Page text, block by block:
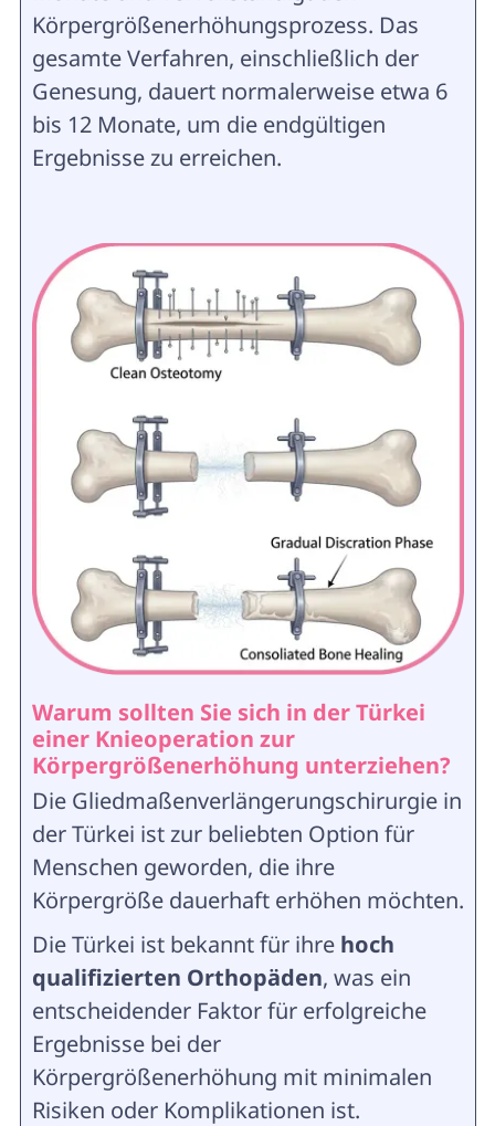
Körpergrößenerhöhungsprozess. Das
gesamte Verfahren, einschließlich der
Genesung, dauert normalerweise etwa 6
bis 12 Monate, um die endgültigen
Ergebnisse zu erreichen.
Warum sollten Sie sich in der Türkei
einer Knieoperation zur
Körpergrößenerhöhung unterziehen?
Die Gliedmaßenverlängerungschirurgie in
der Türkei ist zur beliebten Option für
Menschen geworden, die ihre
Körpergröße dauerhaft erhöhen möchten.
Die Türkei ist bekannt für ihre hoch
qualifizierten Orthopäden, was ein
entscheidender Faktor für erfolgreiche
Ergebnisse bei der
Körpergrößenerhöhung mit minimalen
Risiken oder Komplikationen ist.